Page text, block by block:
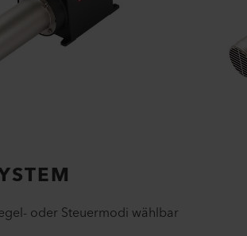
oder Steuermodi wählbar